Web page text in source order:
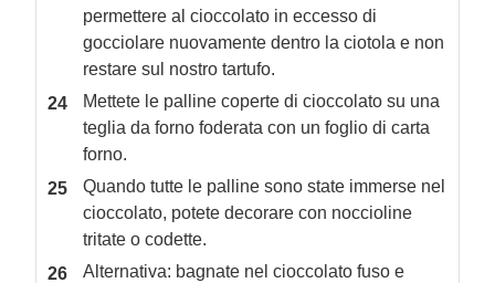
permettere al cioccolato in eccesso di
gocciolare nuovamente dentro la ciotola e non
restare sul nostro tartufo.
Mettete le palline coperte di cioccolato su una
teglia da forno foderata con un foglio di carta
forno.
Quando tutte le palline sono state immerse nel
cioccolato, potete decorare con noccioline
tritate o codette.
Alternativa: bagnate nel cioccolato fuso e